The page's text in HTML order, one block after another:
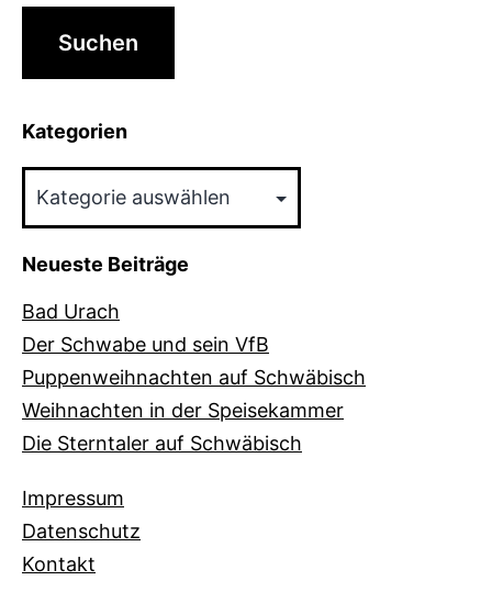
Kategorien
Neueste Beiträge
Bad Urach
Der Schwabe und sein VfB
Puppenweihnachten auf Schwäbisch
Weihnachten in der Speisekammer
Die Sterntaler auf Schwäbisch
Impressum
Datenschutz
Kontakt